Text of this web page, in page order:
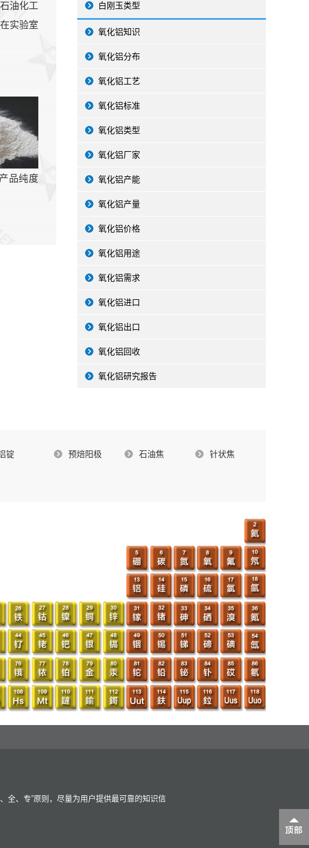
油化工
实验室
品纯度
白刚玉类型
氧化铝知识
氧化铝分布
氧化铝工艺
氧化铝标准
氧化铝类型
氧化铝厂家
氧化铝产能
氧化铝产量
氧化铝价格
氧化铝用途
氧化铝需求
氧化铝进口
氧化铝出口
氧化铝回收
氧化铝研究报告
锭 预焙阳极 石油焦 针状焦
全、专”原则，尽量为用户提供最可靠的知识信